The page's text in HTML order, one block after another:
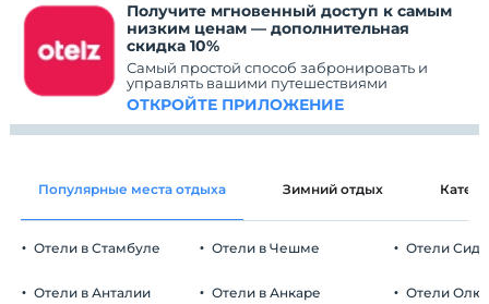
Получите мгновенный доступ к самым
низким ценам — дополнительная
скидка 10%
Самый простой способ забронировать и
управлять вашими путешествиями
ОТКРОЙТЕ ПРИЛОЖЕНИЕ
Популярные места отдыха Зимний отдых
Отели в Стамбуле
Отели в Анталии
Отели в Чешме
Отели в Анкаре
Отели Сиде
Отели